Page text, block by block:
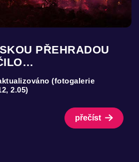
PŘEHRADOU
(fotogalerie
2.05)
přečíst